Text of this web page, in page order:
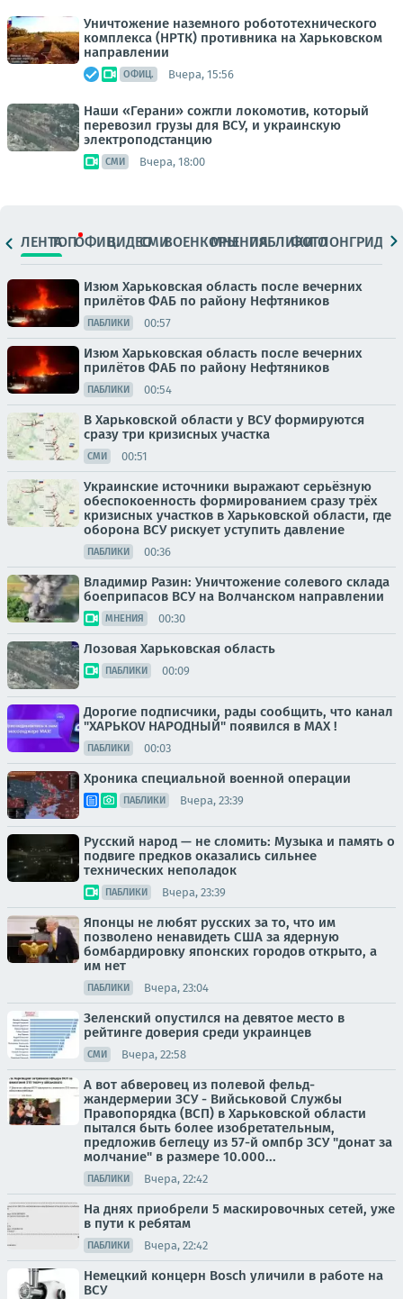
Уничтожение наземного робототехнического
комплекса (НРТК) противника на Харьковском
направлении
ОФИЦ. Вчера, 15:56
Наши «Герани» сожгли локомотив, который
перевозил грузы для ВСУ, и украинскую
электроподстанцию
СМИ Вчера, 18:00
ЛЕНТАТОПОФИЦ.ВИДЕОСМИВОЕНКОРЫМНЕНИЯПАБЛИКИ
ФОТОЛОНГРИДЫ
Изюм Харьковская область после вечерних
прилётов ФАБ по району Нефтяников
ПАБЛИКИ 00:57
Изюм Харьковская область после вечерних
прилётов ФАБ по району Нефтяников
ПАБЛИКИ 00:54
В Харьковской области у ВСУ формируются
сразу три кризисных участка
СМИ 00:51
Украинские источники выражают серьёзную
обеспокоенность формированием сразу трёх
кризисных участков в Харьковской области, где
оборона ВСУ рискует уступить давление
ПАБЛИКИ 00:36
Владимир Разин: Уничтожение солевого склада
боеприпасов ВСУ на Волчанском направлении
МНЕНИЯ 00:30
Лозовая Харьковская область
ПАБЛИКИ 00:09
Дорогие подписчики, рады сообщить, что канал
"ХАРЬКОV НАРОДНЫЙ" появился в MAX !
ПАБЛИКИ 00:03
Хроника специальной военной операции
ПАБЛИКИ Вчера, 23:39
Русский народ — не сломить: Музыка и память о
подвиге предков оказались сильнее
технических неполадок
ПАБЛИКИ Вчера, 23:39
Японцы не любят русских за то, что им
позволено ненавидеть США за ядерную
бомбардировку японских городов открыто, а
им нет
ПАБЛИКИ Вчера, 23:04
Зеленский опустился на девятое место в
рейтинге доверия среди украинцев
СМИ Вчера, 22:58
А вот абверовец из полевой фельд-
жандермерии ЗСУ - Вийськовой Службы
Правопорядка (ВСП) в Харьковской области
пытался быть более изобретательным,
предложив беглецу из 57-й омпбр ЗСУ "донат за
молчание" в размере 10.000...
ПАБЛИКИ Вчера, 22:42
На днях приобрели 5 маскировочных сетей, уже
в пути к ребятам
ПАБЛИКИ Вчера, 22:42
Немецкий концерн Bosch уличили в работе на
ВСУ